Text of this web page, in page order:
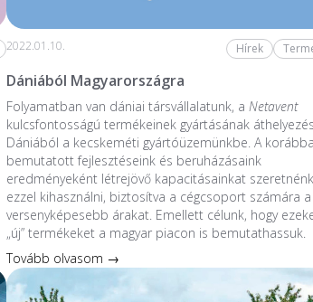
2022.01.10. Hírek
Dániából Magyarországra
Folyamatban van dániai társvállalatunk, a Netavent
kulcsfontosságú termékeinek gyártásának
Dániából a kecskeméti gyártóüzemünkbe. A
bemutatott fejlesztéseink és beruházásaink
eredményeként létrejövő kapacitásainkat szeretnénk
ezzel kihasználni, biztosítva a cégcsoport számára a
versenyképesebb árakat. Emellett célunk, hogy
„új” termékeket a magyar piacon is bemutathassuk.
Tovább olvasom →